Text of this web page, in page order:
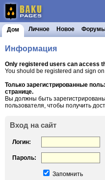
Дом Личное Новое
Информация
Only registered users can access
You should be registered and sign
Только зарегистрированные
странице.
Вы должны быть
пользователя, чтобы получить
Вход на сайт
Логин:
Пароль:
Запомнить